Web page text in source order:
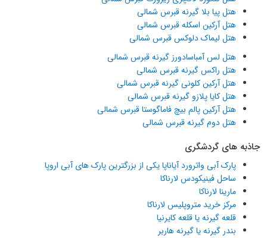
هتل پیا بلا گیرنه قبرس شمالی
هتل آرکین اسکله قبرس شمالی
هتل لیماک دلوکس قبرس شمالی
هتل لس آمباسادورز گیرنه قبرس شمالی
هتل راکس گیرنه قبرس شمالی
هتل آرکین کلونی گیرنه قبرس شمالی
هتل کایا پلازو گیرنه قبرس شمالی
هتل آرکین پالم بیچ فاماگوستا قبرس شمالی
هتل دوم گیرنه قبرس شمالی
جاذبه های گردشگری
پارک آبی واترورد آیاناپا یکی از بزرگترین پارک های آبی اروپا
ساحل فینیکودس لارناکا
مارینا لارناکا
مرکز خرید متروپلیس لارناکا
قلعه گیرنه یا قلعه کایرنیا
بندر گیرنه یا گیرنه هاربر